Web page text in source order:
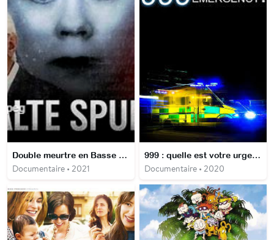
Double meurtre en Basse Saxe
Documentaire • 2021
999 : quelle est votre urgence ?
Documentaire • 2020